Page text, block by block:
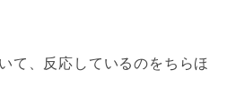
て、反応しているのをちらほ